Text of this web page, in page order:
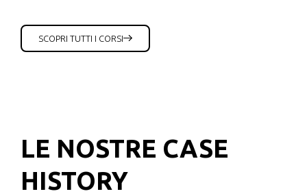
SCOPRI TUTTI I CORSI
LE NOSTRE CASE
HISTORY